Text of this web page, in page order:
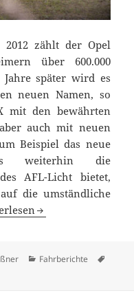
zählt der Opel
über 600.000
später wird es
neuen Namen, so
mit den bewährten
auch mit neuen
Beispiel das neue
weiterhin die
AFL-Licht bietet,
die umständliche
beim Alten: Opel
Kategorien
Fahrberichte